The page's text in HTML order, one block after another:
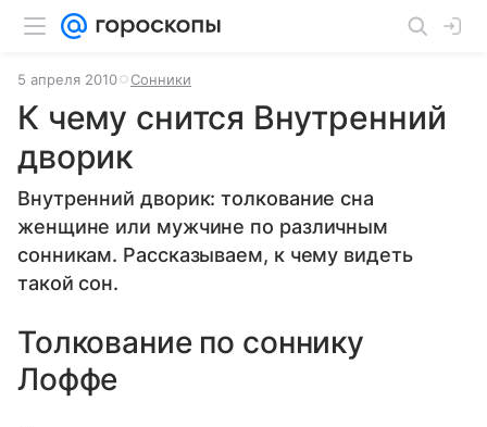
5 апреля 2010 Сонники
К чему снится Внутренний
дворик
Внутренний дворик: толкование сна
женщине или мужчине по различным
сонникам. Рассказываем, к чему видеть
такой сон.
Толкование по соннику
Лоффе